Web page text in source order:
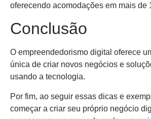
oferecendo acomodações em mais de
Conclusão
O empreendedorismo digital oferece
única de criar novos negócios e
usando a tecnologia.
Por fim, ao seguir essas dicas e
começar a criar seu próprio negócio